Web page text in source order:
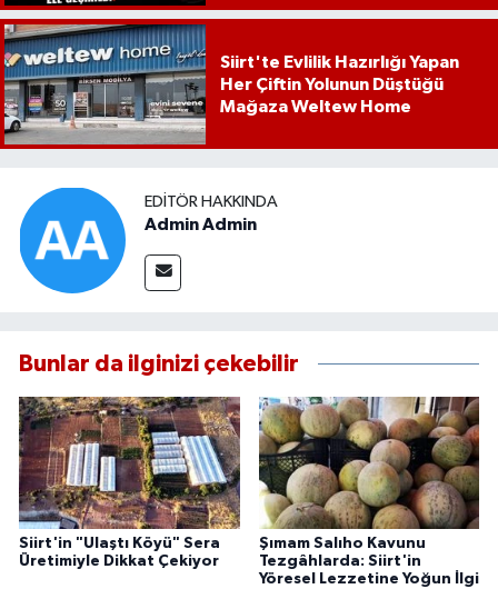
Siirt'te Evlilik Hazırlığı Yapan
Her Çiftin Yolunun Düştüğü
Mağaza Weltew Home
EDITÖR HAKKINDA
Admin Admin
Bunlar da ilginizi çekebilir
Siirt'in "Ulaştı Köyü" Sera
Üretimiyle Dikkat Çekiyor
Şımam Salıho Kavunu
Tezgâhlarda: Siirt'in
Yöresel Lezzetine Yoğun İlgi